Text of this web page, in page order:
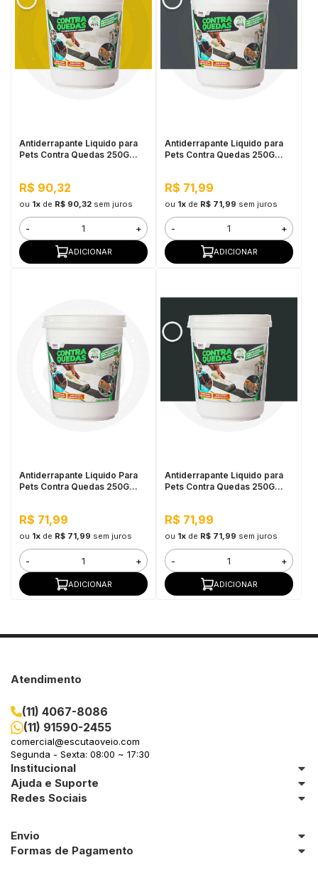
Antiderrapante Liquido para
Pets Contra Quedas 250G
R$ 90,32
ou 1xde R$ 90,32 sem juros
- +
ADICIONAR
Antiderrapante Liquido para
Pets Contra Quedas 250G
R$ 71,99
ou 1xde R$ 71,99 sem juros
- +
ADICIONAR
Antiderrapante Liquido Para
Pets Contra Quedas 250G
R$ 71,99
ou 1xde R$ 71,99 sem juros
- +
ADICIONAR
Antiderrapante Liquido para
Pets Contra Quedas 250G
R$ 71,99
ou 1xde R$ 71,99 sem juros
- +
ADICIONAR
Atendimento
(11) 4067-8086
(11) 91590-2455
comercial@escutaoveio.com
Segunda - Sexta: 08:00 ~ 17:30
Institucional
Ajuda e Suporte
Redes Sociais
Envio
Formas de Pagamento